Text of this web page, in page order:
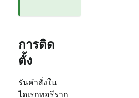
การติด
ตั้ง
รันคำสั่งใน
ไดเรกทอรีราก